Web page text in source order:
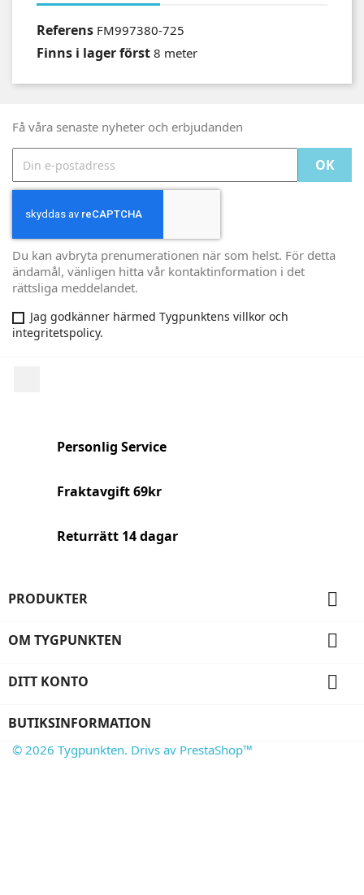
Referens FM997380-725
Finns i lager först 8 meter
Få våra senaste nyheter och erbjudanden
Du kan avbryta prenumerationen när som helst. För detta
ändamål, vänligen hitta vår kontaktinformation i det
rättsliga meddelandet.
Jag godkänner härmed Tygpunktens villkor och
integritetspolicy.
Personlig Service
Fraktavgift 69kr
Returrätt 14 dagar
PRODUKTER 
OM TYGPUNKTEN 
DITT KONTO 
BUTIKSINFORMATION
© 2026 Tygpunkten. Drivs av PrestaShop™